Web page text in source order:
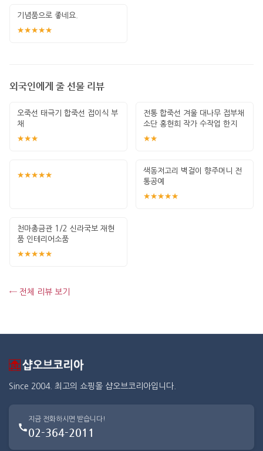
기념품으로 좋네요.
★★★★★
외국인에게 줄 선물 리뷰
오죽선 태극기 합죽선 접이식 부
채
★★★
전통 합죽선 겨울 대나무 접부채
소단 홍현희 작가 수작업 한지
그림 고급
★★
★★★★★
색동저고리 벽걸이 향주머니 전
통공예
★★★★★
천마총금관 1/2 신라국보 재현
품 인테리어소품
★★★★★
← 전체 리뷰 보기
Since 2004. 최고의 쇼핑몰 샵오브코리아입니다.
지금 전화하시면 받습니다!
02-364-2011